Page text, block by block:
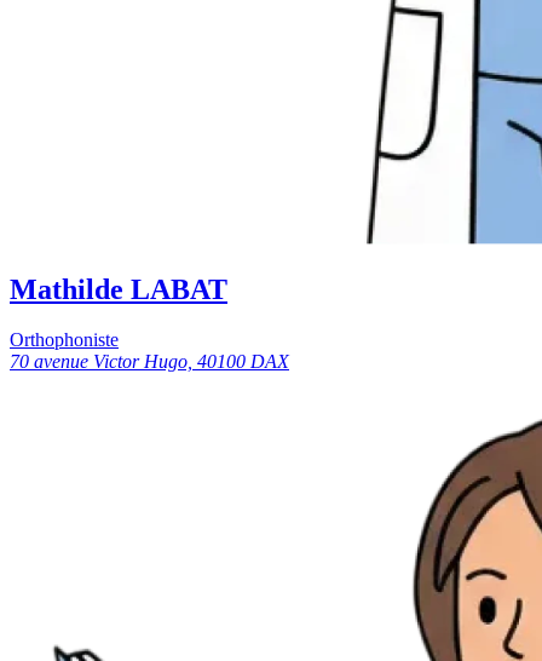
Mathilde LABAT
Orthophoniste
70 avenue Victor Hugo, 40100 DAX